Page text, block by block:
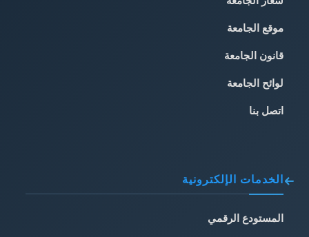
موقع الجامعة
قانون الجامعة
لوائح الجامعة
اتصل بنا
الخدمات الإلكترونية
المستودع الرقمي